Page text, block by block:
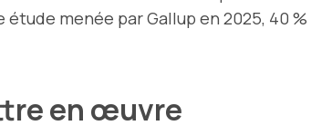
menée par Gallup en 2025, 40
en œuvre